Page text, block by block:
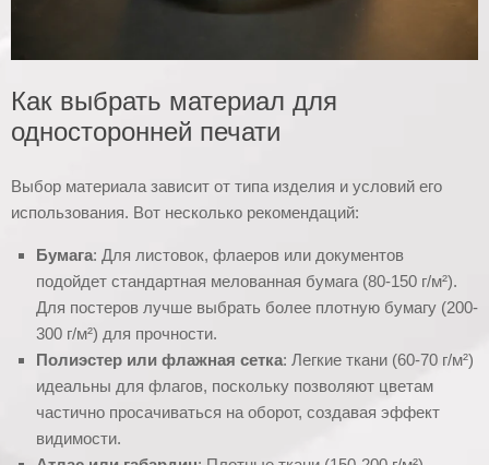
Как выбрать материал для
односторонней печати
Выбор материала зависит от типа изделия и условий его
использования. Вот несколько рекомендаций:
Бумага: Для листовок, флаеров или документов
подойдет стандартная мелованная бумага (80-150 г/м²).
Для постеров лучше выбрать более плотную бумагу (200-
300 г/м²) для прочности.
Полиэстер или флажная сетка: Легкие ткани (60-70 г/м²)
идеальны для флагов, поскольку позволяют цветам
частично просачиваться на оборот, создавая эффект
видимости.